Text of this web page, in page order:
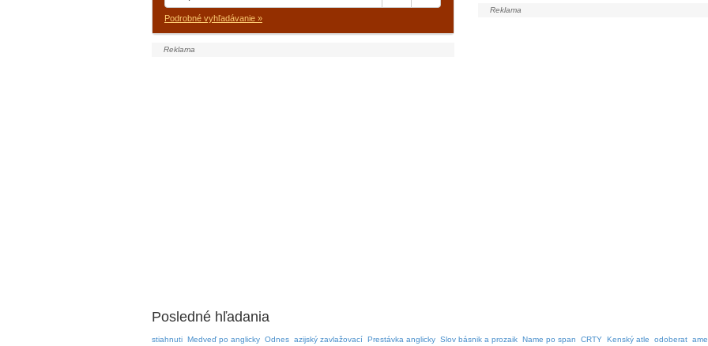
Podrobné vyhľadávanie »
Posledné hľadania
stiahnuti Medveď po anglicky Odnes azijský zavlažovací Prestávka anglicky Slov básnik a prozaik Name po span CRTY Kenský atle odoberat